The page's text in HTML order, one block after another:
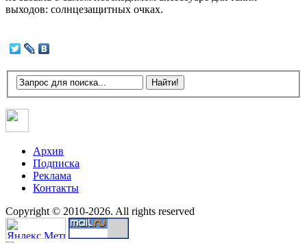
выходов: солнцезащитных очках.
Архив
Подписка
Реклама
Контакты
Copyright © 2010-2026. All rights reserved